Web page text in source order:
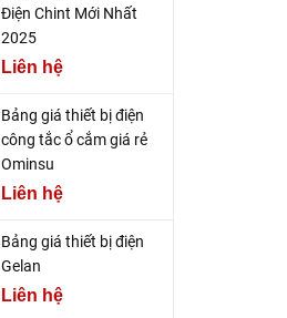
Điện Chint Mới Nhất
2025
Liên hệ
Bảng giá thiết bị điện
công tắc ổ cắm giá rẻ
Ominsu
Liên hệ
Bảng giá thiết bị điện
Gelan
Liên hệ